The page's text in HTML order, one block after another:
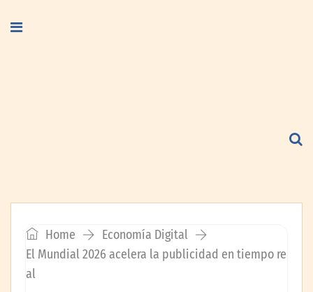
Home
Economía Digital
El Mundial 2026 acelera la publicidad en tiempo re
al